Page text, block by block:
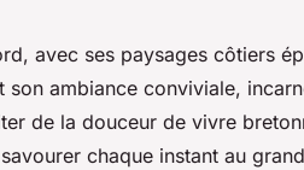
avec ses paysages côtiers
son ambiance conviviale,
de la douceur de vivre
chaque instant au